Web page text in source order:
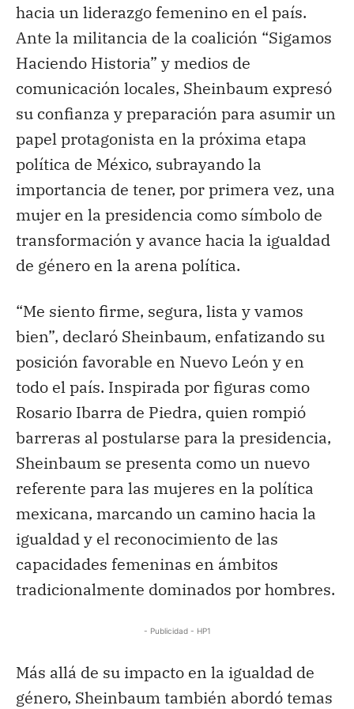
hacia un liderazgo femenino en el país.
Ante la militancia de la coalición “Sigamos
Haciendo Historia” y medios de
comunicación locales, Sheinbaum expresó
su confianza y preparación para asumir un
papel protagonista en la próxima etapa
política de México, subrayando la
importancia de tener, por primera vez, una
mujer en la presidencia como símbolo de
transformación y avance hacia la igualdad
de género en la arena política.
“Me siento firme, segura, lista y vamos
bien”, declaró Sheinbaum, enfatizando su
posición favorable en Nuevo León y en
todo el país. Inspirada por figuras como
Rosario Ibarra de Piedra, quien rompió
barreras al postularse para la presidencia,
Sheinbaum se presenta como un nuevo
referente para las mujeres en la política
mexicana, marcando un camino hacia la
igualdad y el reconocimiento de las
capacidades femeninas en ámbitos
tradicionalmente dominados por hombres.
- Publicidad - HP1
Más allá de su impacto en la igualdad de
género, Sheinbaum también abordó temas